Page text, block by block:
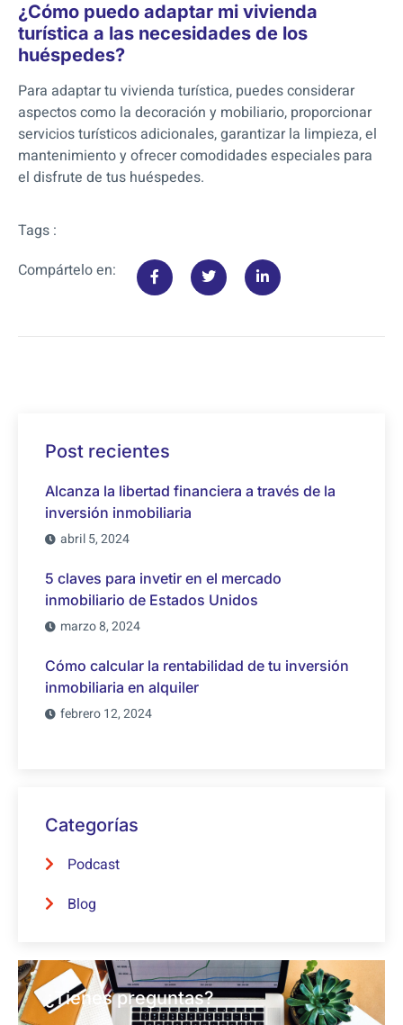
¿Cómo puedo adaptar mi vivienda
turística a las necesidades de los
huéspedes?
Para adaptar tu vivienda turística, puedes considerar
aspectos como la decoración y mobiliario, proporcionar
servicios turísticos adicionales, garantizar la limpieza, el
mantenimiento y ofrecer comodidades especiales para
el disfrute de tus huéspedes.
Tags :
Compártelo en:
Post recientes
Alcanza la libertad financiera a través de la
inversión inmobiliaria
abril 5, 2024
5 claves para invetir en el mercado
inmobiliario de Estados Unidos
marzo 8, 2024
Cómo calcular la rentabilidad de tu inversión
inmobiliaria en alquiler
febrero 12, 2024
Categorías
Podcast
Blog
¿Tienes preguntas?